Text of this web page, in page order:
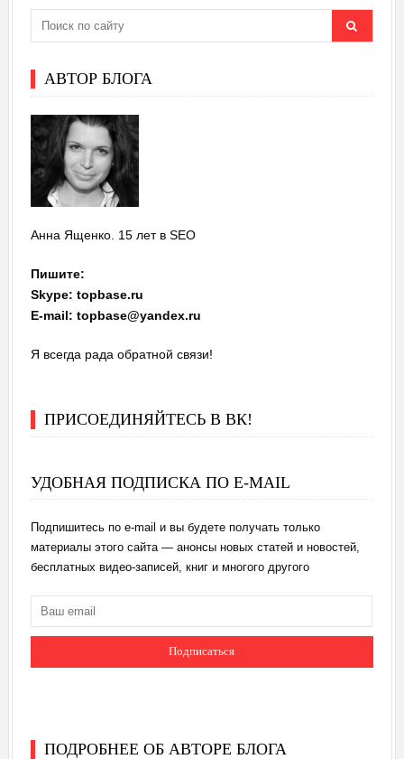
АВТОР БЛОГА
Анна Ященко. 15 лет в SEO
Пишите:
Skype: topbase.ru
E-mail: topbase@yandex.ru
Я всегда рада обратной связи!
ПРИСОЕДИНЯЙТЕСЬ В ВК!
УДОБНАЯ ПОДПИСКА ПО E-MAIL
Подпишитесь по e-mail и вы будете получать только
материалы этого сайта — анонсы новых статей и новостей,
бесплатных видео-записей, книг и многого другого
ПОДРОБНЕЕ ОБ АВТОРЕ БЛОГА